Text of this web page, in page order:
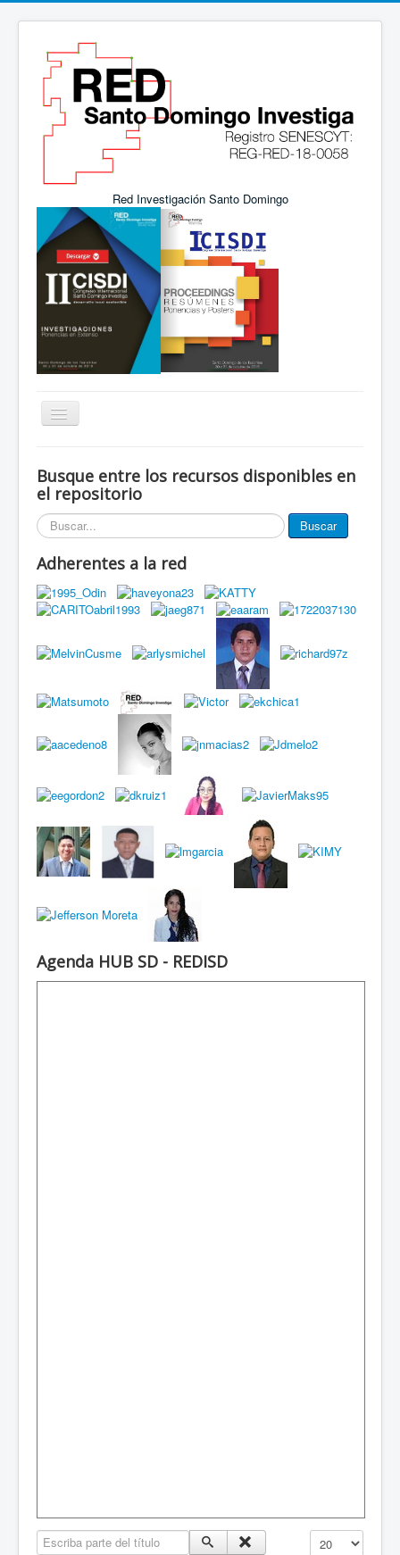
Red Investigación Santo Domingo
Alternar
Eventos
Miembros de la red
Documentos
Busque entre los recursos disponibles en
el repositorio
Buscar... Buscar
Adherentes a la red
Agenda HUB SD - REDISD
Escriba parte del título Mostrar #